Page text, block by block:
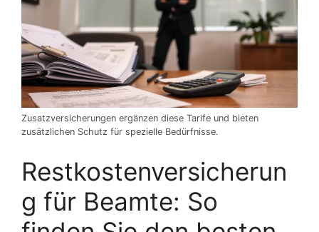
Zusatzversicherungen ergänzen diese Tarife und bieten
zusätzlichen Schutz für spezielle Bedürfnisse.
Restkostenversicherun
g für Beamte: So